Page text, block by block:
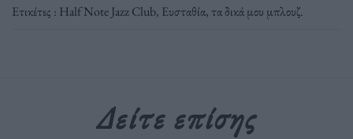
Ετικέτες : Half Note Jazz Club, Ευσταθία,τα δικά μου μπλουζ.
Δείτε επίσης